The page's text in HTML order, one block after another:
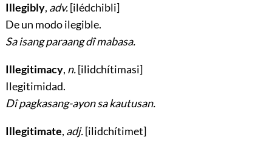
Illegibly, adv.[ilédchibli]
De un modo ilegible.
Sa isang paraang dî mabasa.
Illegitimacy, n.[ilidchítimasi]
Ilegitimidad.
Dî pagkasang-ayon sa kautusan.
Illegitimate, adj.[ilidchítimet]